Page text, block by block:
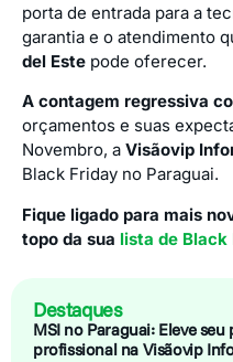
porta de entrada para a
garantia e o atendimento
del Este pode oferecer.
A contagem regressiva
orçamentos e suas
Novembro, a Visãovip
Black Friday no Paraguai.
Fique ligado para mais
topo da sua lista de Black
Destaques
MSI no Paraguai: Eleve
profissional na Visãovip